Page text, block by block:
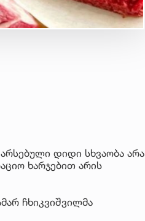
დიდი სხვაობა არა
ხარჯებით არის
ჩხიკვიშვილმა